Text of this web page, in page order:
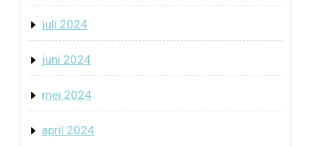
juli 2024
juni 2024
mei 2024
april 2024